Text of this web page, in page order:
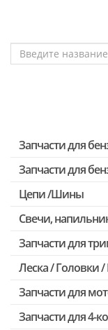
Запчасти для
Запчасти для
Запчасти для
Запчасти для
Запчасти для
Запчасти для
Цепи /Шины
Свечи,
Запчасти для
Запчасти для
Запчасти для
Леска / Головки
Запчасти для
Запчасти для 4-